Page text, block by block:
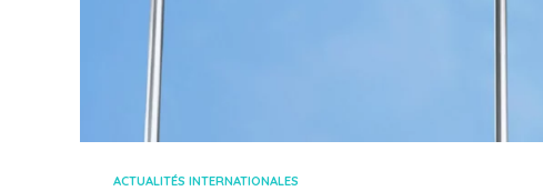
ACTUALITÉS INTERNATIONALES